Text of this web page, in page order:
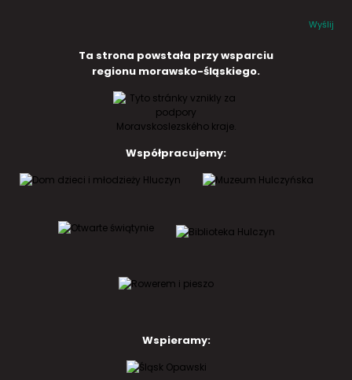
Wyślij
Ta strona powstała przy wsparciu
regionu morawsko-śląskiego.
Współpracujemy:
Wspieramy: